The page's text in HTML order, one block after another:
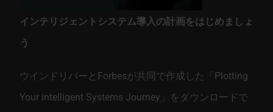
インテリジェントシステム導入の計画をはじめましょ
う
ウインドリバーとForbesが共同で作成した「Plotting
Your intelligent Systems Journey」をダウンロードで